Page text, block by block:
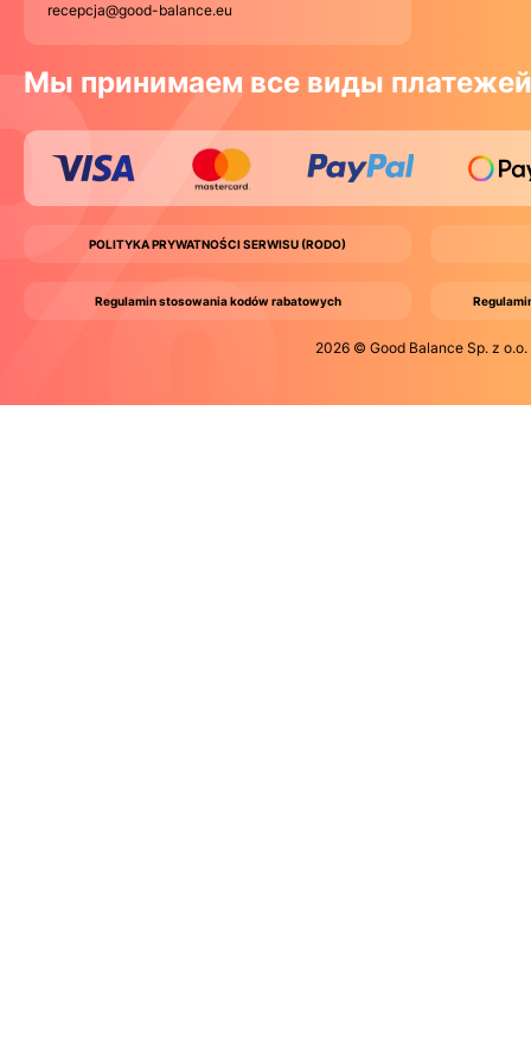
recepcja@good-balance.eu
Мы принимаем все виды платежей
POLITYKA PRYWATNOŚCI SERWISU (RODO)
Regulamin stosowania kodów rabatowych
2026 © Good Balance Sp. z o.o.